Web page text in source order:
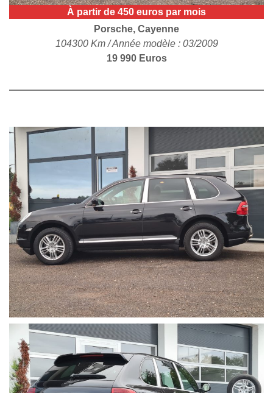
À partir de 450 euros par mois
Porsche, Cayenne
104300 Km / Année modèle : 03/2009
19 990 Euros